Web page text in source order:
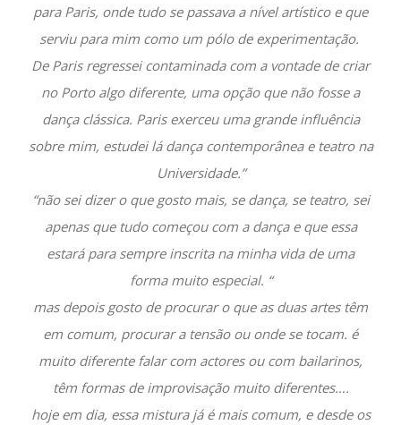
para Paris, onde tudo se passava a nível artístico e que
serviu para mim como um pólo de experimentação.
De Paris regressei contaminada com a vontade de criar
no Porto algo diferente, uma opção que não fosse a
dança clássica. Paris exerceu uma grande influência
sobre mim, estudei lá dança contemporânea e teatro na
Universidade.”
“não sei dizer o que gosto mais, se dança, se teatro, sei
apenas que tudo começou com a dança e que essa
estará para sempre inscrita na minha vida de uma
forma muito especial. “
mas depois gosto de procurar o que as duas artes têm
em comum, procurar a tensão ou onde se tocam. é
muito diferente falar com actores ou com bailarinos,
têm formas de improvisação muito diferentes….
hoje em dia, essa mistura já é mais comum, e desde os